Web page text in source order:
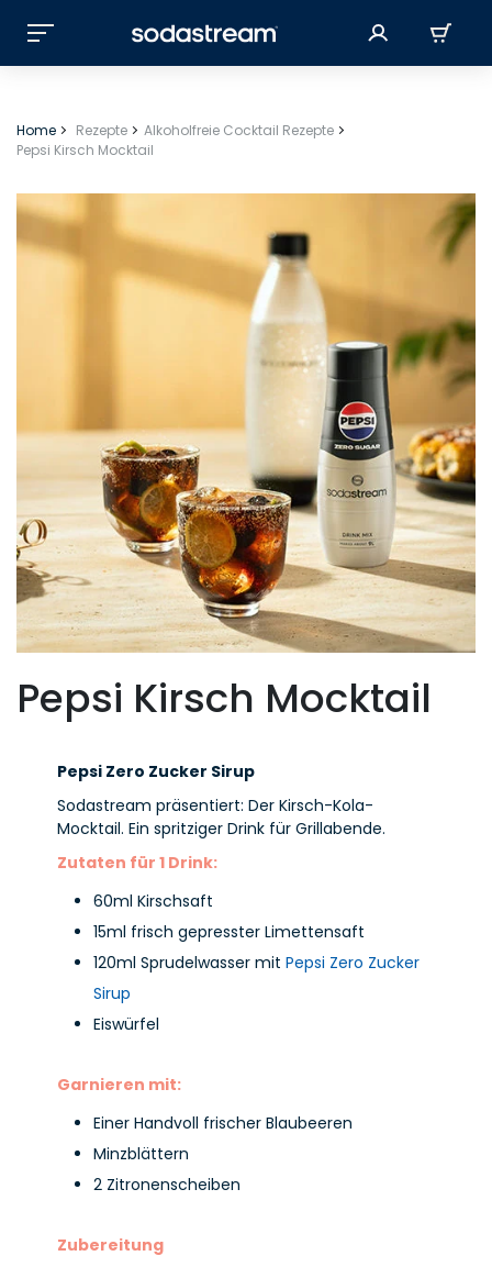
Home Rezepte
Alkoholfreie Cocktail Rezepte
Pepsi Kirsch Mocktail
Pepsi Kirsch Mocktail
Pepsi Zero Zucker Sirup
Sodastream präsentiert: Der Kirsch-Kola-
Mocktail. Ein spritziger Drink für Grillabende.
Zutaten für 1 Drink:
60ml Kirschsaft
15ml frisch gepresster Limettensaft
120ml Sprudelwasser mitPepsi Zero Zucker
Sirup
Eiswürfel
Garnieren mit:
Einer Handvoll frischer Blaubeeren
Minzblättern
2 Zitronenscheiben
Zubereitung